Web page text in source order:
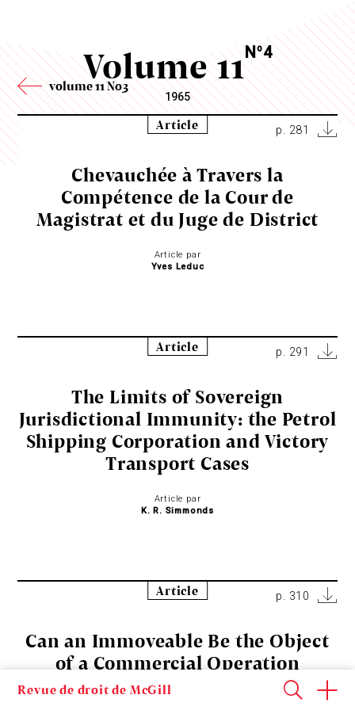
Revue de droit de McGill
volume 11 No3
Volume 11No4
1965
Article p. 281
Chevauchée à Travers la
Compétence de la Cour de
Magistrat et du Juge de District
Article par
Yves Leduc
Article p. 291
The Limits of Sovereign
Jurisdictional Immunity: the Petrol
Shipping Corporation and Victory
Transport Cases
Article par
K. R. Simmonds
Article p. 310
Can an Immoveable Be the Object
of a Commercial Operation